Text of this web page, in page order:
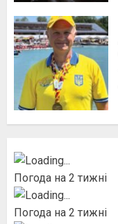
Погода на 2 тижні
Погода на 2 тижні